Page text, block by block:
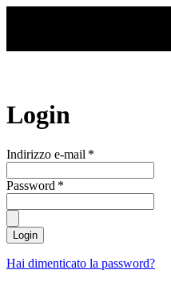
Login
Indirizzo e-mail *
Password *
Login
Hai dimenticato la password?